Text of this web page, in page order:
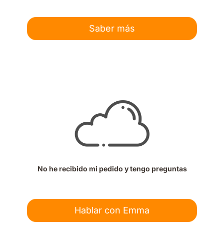
Saber más
No he recibido mi pedido y tengo preguntas
Hablar con Emma